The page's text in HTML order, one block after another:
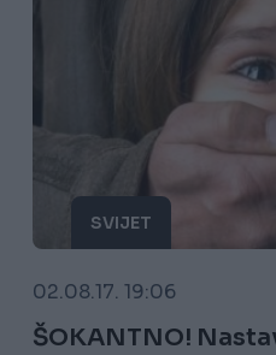
SVIJET
02.08.17. 19:06
ŠOKANTNO!